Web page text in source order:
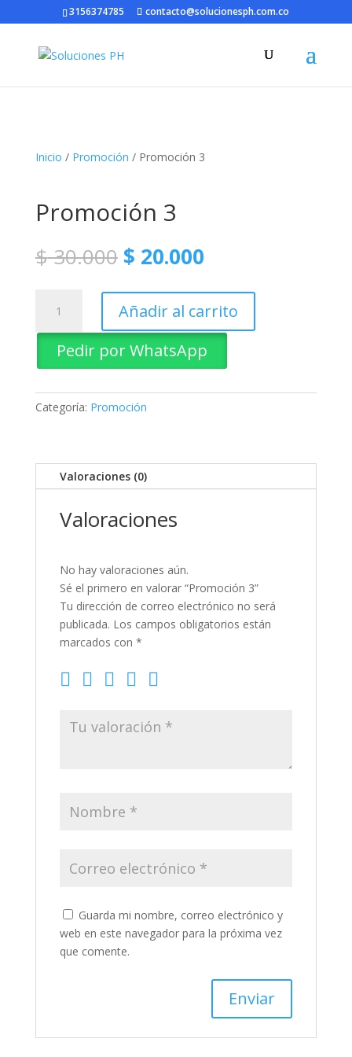
3156374785 contacto@solucionesph.com.co
Inicio / Promoción / Promoción 3
Promoción 3
$30.000 El
precio
original
era:
$ 30.000.
$ 20.000El
actual
es:
$ 20.000.
cantidad
Añadir al carrito
Pedir por WhatsApp
Categoría: Promoción
Valoraciones (0)
Valoraciones
No hay valoraciones aún.
Sé el primero en valorar “Promoción 3”
Tu dirección de correo electrónico no será
publicada. Los campos obligatorios están
marcados con *
Guarda mi nombre, correo electrónico y
web en este navegador para la próxima vez
que comente.